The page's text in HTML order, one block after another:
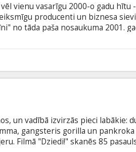
vienu vasarīgu 2000-o gadu hītu
producenti un biznesa
no tāda paša nosaukuma 2001.
rozā pildspalvu un viņas dzīve ir
zelta, un šī sirds pilnībā pieder
un vadībā izvirzās pieci labākie:
gangsteris gorilla un
Filmā "Dziedi!" skanēs 85